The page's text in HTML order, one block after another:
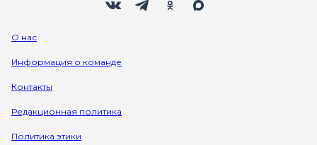
О нас
Информация о команде
Контакты
Редакционная политика
Политика этики